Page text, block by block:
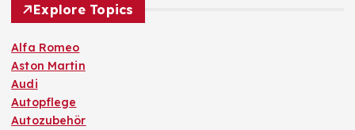
Explore Topics
Alfa Romeo
Aston Martin
Audi
Autopflege
Autozubehör